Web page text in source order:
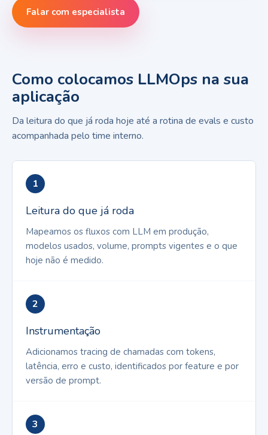
Falar com especialista
Como colocamos LLMOps na sua
aplicação
Da leitura do que já roda hoje até a rotina de evals e custo
acompanhada pelo time interno.
1
Leitura do que já roda
Mapeamos os fluxos com LLM em produção,
modelos usados, volume, prompts vigentes e o que
hoje não é medido.
2
Instrumentação
Adicionamos tracing de chamadas com tokens,
latência, erro e custo, identificados por feature e por
versão de prompt.
3